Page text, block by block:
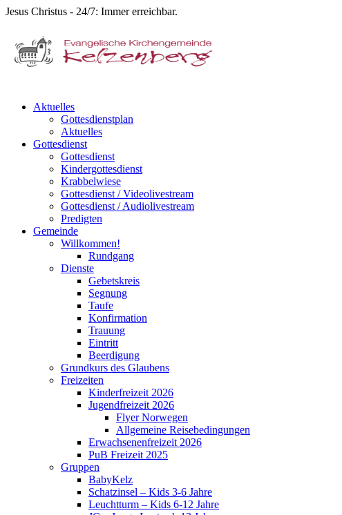
Jesus Christus - 24/7: Immer erreichbar.
Aktuelles
Gottesdienstplan
Aktuelles
Gottesdienst
Gottesdienst
Kindergottesdienst
Krabbelwiese
Gottesdienst / Videolivestream
Gottesdienst / Audiolivestream
Predigten
Gemeinde
Willkommen!
Rundgang
Dienste
Gebetskreis
Segnung
Taufe
Konfirmation
Trauung
Eintritt
Beerdigung
Grundkurs des Glaubens
Freizeiten
Kinderfreizeit 2026
Jugendfreizeit 2026
Flyer Norwegen
Allgemeine Reisebedingungen
Erwachsenenfreizeit 2026
PuB Freizeit 2025
Gruppen
BabyKelz
Schatzinsel – Kids 3-6 Jahre
Leuchtturm – Kids 6-12 Jahre